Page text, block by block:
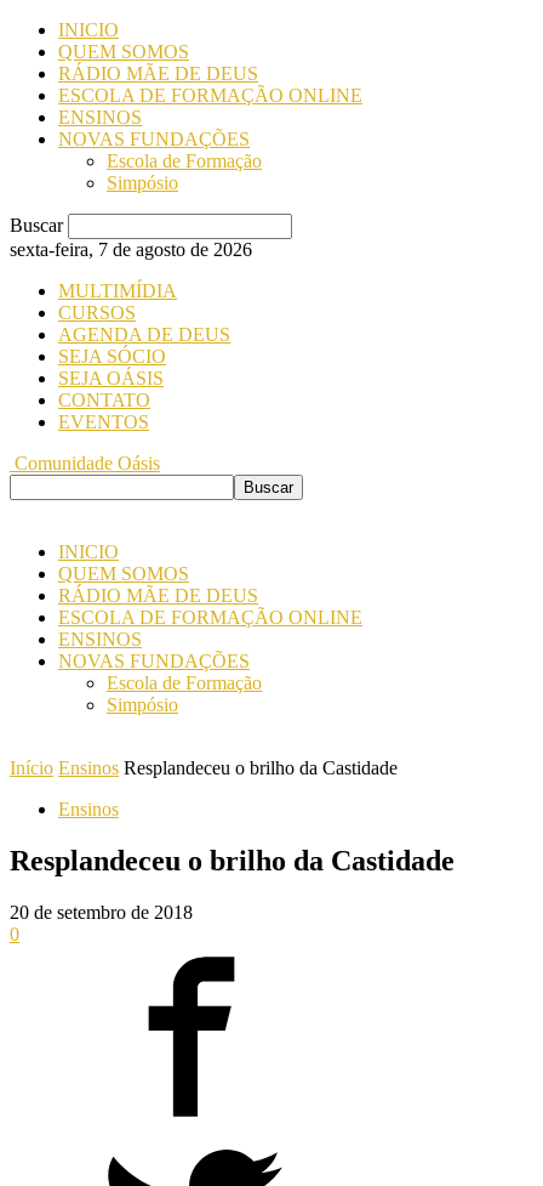
INICIO
QUEM SOMOS
RÁDIO MÃE DE DEUS
ESCOLA DE FORMAÇÃO ONLINE
ENSINOS
NOVAS FUNDAÇÕES
Escola de Formação
Simpósio
Buscar
sexta-feira, 7 de agosto de 2026
MULTIMÍDIA
CURSOS
AGENDA DE DEUS
SEJA SÓCIO
SEJA OÁSIS
CONTATO
EVENTOS
Comunidade Oásis
INICIO
QUEM SOMOS
RÁDIO MÃE DE DEUS
ESCOLA DE FORMAÇÃO ONLINE
ENSINOS
NOVAS FUNDAÇÕES
Escola de Formação
Simpósio
Início Ensinos Resplandeceu o brilho da Castidade
Ensinos
Resplandeceu o brilho da Castidade
20 de setembro de 2018
0